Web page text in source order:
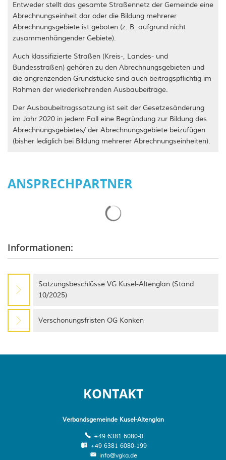
Entweder stellt das gesamte Straßennetz der Gemeinde eine
Abrechnungseinheit dar oder die Bildung mehrerer
Abrechnungsgebiete ist geboten (z. B. aufgrund nicht
zusammenhängender Gebiete).
Auch klassifizierte Straßen (Kreis-, Landes- und
Bundesstraßen) gehören zu den Abrechnungsgebieten und
die angrenzenden Grundstücke sind auch beitragspflichtig im
Rahmen der wiederkehrenden Ausbaubeiträge.
Der Ausbaubeitragssatzung ist seit der Gesetzesänderung
im Jahr 2020 in jedem Fall eine Begründung zur Bildung des
Abrechnungsgebietes/ der Abrechnungsgebiete beizufügen
(bisher lediglich bei Bildung mehrerer Abrechnungseinheiten).
ANSPRECHPARTNER
Informationen:
Satzungsbeschlüsse VG Kusel-Altenglan (Stand
10/2025)
Verschonungsfristen OG Konken
KONTAKT
Verbandsgemeinde Kusel-Altenglan
+49 6381 6080-0
+49 6381 6080-199
info@vgka.de